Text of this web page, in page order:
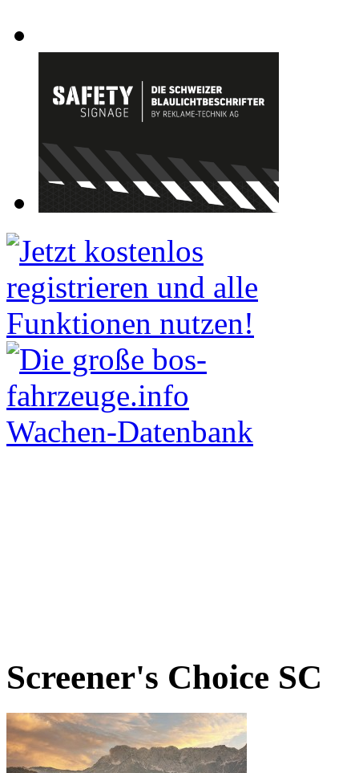
Screener's Choice SC